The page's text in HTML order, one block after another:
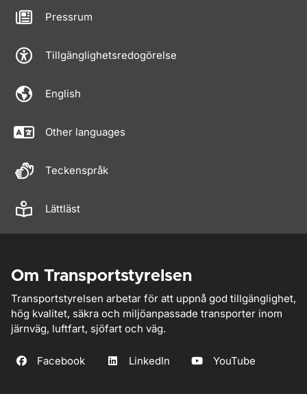
Pressrum
Tillgänglighetsredogörelse
English
Other languages
Teckenspråk
Lättläst
Om Transportstyrelsen
Transportstyrelsen arbetar för att uppnå god tillgänglighet,
hög kvalitet, säkra och miljöanpassade transporter inom
järnväg, luftfart, sjöfart och väg.
Facebook LinkedIn YouTube